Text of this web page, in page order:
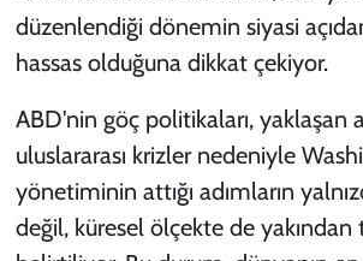
düzenlendiği dönemin siyasi
hassas olduğuna dikkat çekiyor.
ABD'nin göç politikaları, yaklaşan
uluslararası krizler nedeniyle
yönetiminin attığı adımların
değil, küresel ölçekte de